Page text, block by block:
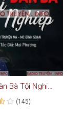
Người Đàn Bà Tội Nghiệp
(145)